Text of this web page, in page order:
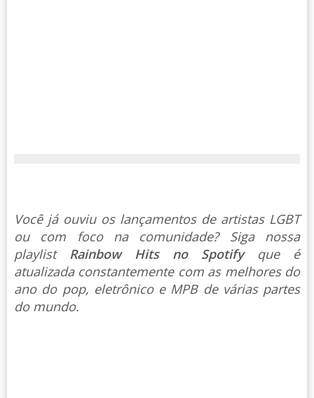
Você já ouviu os lançamentos de artistas LGBT
ou com foco na comunidade? Siga nossa
playlist Rainbow Hits no Spotify que é
atualizada constantemente com as melhores do
ano do pop, eletrônico e MPB de várias partes
do mundo.